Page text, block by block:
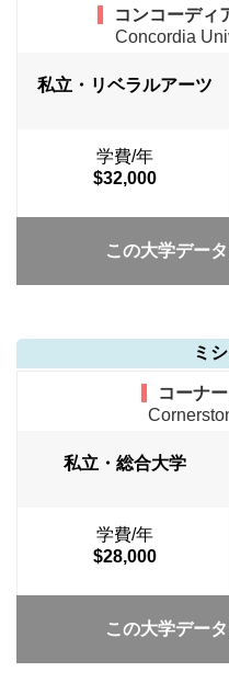
コンコーデ
Concordia
私立・リベラルアーツ
学費/年
$32,000
この大学デー
ミ
コーナ
私立・総合大学
学費/年
$28,000
この大学デー